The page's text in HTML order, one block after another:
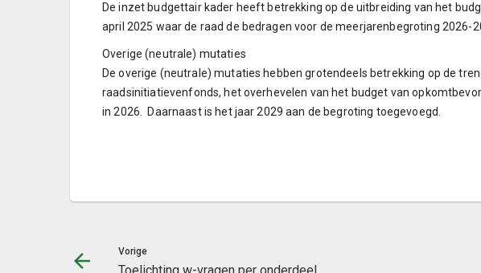
De inzet budgettair kader heeft betrekking op de uitbreiding van het
april 2025 waar de raad de bedragen voor de meerjarenbegroting
Overige (neutrale) mutaties
De overige (neutrale) mutaties hebben grotendeels betrekking op de
raadsinitiatievenfonds, het overhevelen van het budget van
in 2026. Daarnaast is het jaar 2029 aan de begroting toegevoegd.
Vorige